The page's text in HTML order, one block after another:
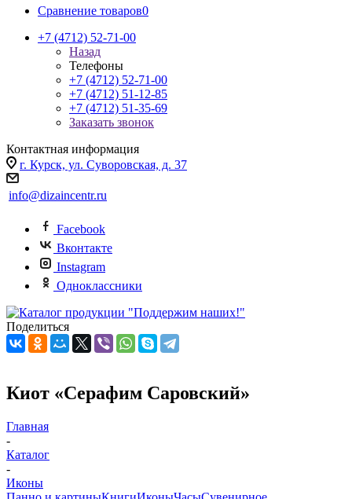
Сравнение товаров0
+7 (4712) 52-71-00
Назад
Телефоны
+7 (4712) 52-71-00
+7 (4712) 51-12-85
+7 (4712) 51-35-69
Заказать звонок
Контактная информация
г. Курск, ул. Суворовская, д. 37
info@dizaincentr.ru
Facebook
Вконтакте
Instagram
Одноклассники
Поделиться
Киот «Серафим Саровский»
Главная
-
Каталог
-
Иконы